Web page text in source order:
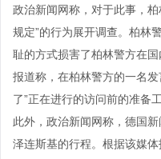
政治新闻网称，对于此事，
规定”的行为展开调查。柏林
耻的方式损害了柏林警方在国
报道称，在柏林警方的一名
了”正在进行的访问前的准备
此外，政治新闻网称，德国
泽连斯基的行程。根据该媒